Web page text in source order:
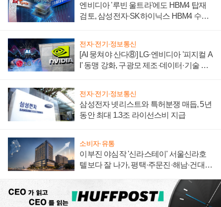
엔비디아 '루빈 울트라'에도 HBM4 탑재
검토, 삼성전자·SK하이닉스 HBM4 수율
전자·전기·정보통신
[AI 뭉쳐야 산다⑧] LG·엔비디아 '피지컬 A
I' 동맹 강화, 구광모 제조·데이터·기술 결
전자·전기·정보통신
삼성전자 넷리스트와 특허분쟁 매듭, 5년
동안 최대 1.3조 라이선스비 지급
소비자·유통
이부진 야심작 '신라스테이' 서울신라호
텔보다 잘 나가, 평택·주문진·해남·건대로